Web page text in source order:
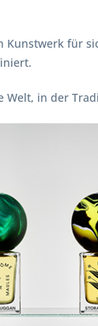
Kunstwerk für
Welt, in der